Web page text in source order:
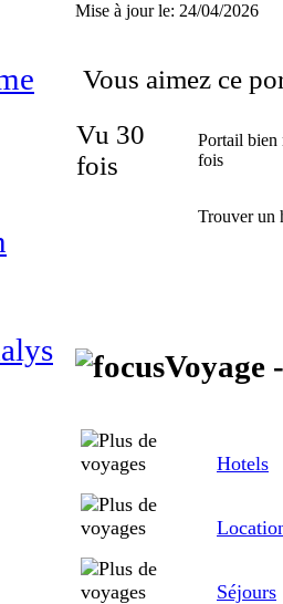
Mise à jour le: 24/04/2026
Vous aimez ce
Vu 30
fois
Portail bien
fois
Trouver un
Voyage
Hotels
Séjours